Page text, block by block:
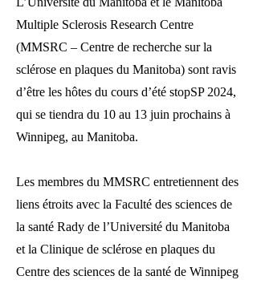
Multiple Sclerosis Research Centre
(MMSRC – Centre de recherche sur la
sclérose en plaques du Manitoba) sont ravis
d’être les hôtes du cours d’été stopSP 2024,
qui se tiendra du 10 au 13 juin prochains à
Winnipeg, au Manitoba.
Les membres du MMSRC entretiennent des
liens étroits avec la Faculté des sciences de
la santé Rady de l’Université du Manitoba
et la Clinique de sclérose en plaques du
Centre des sciences de la santé de Winnipeg